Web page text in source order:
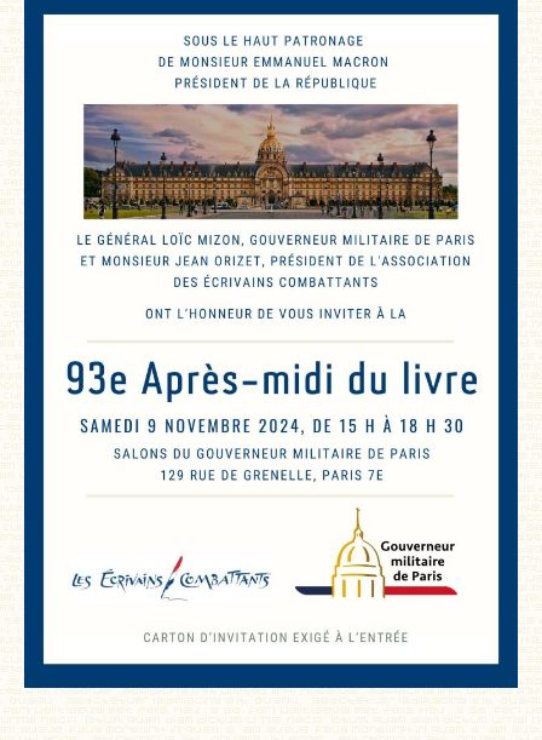
SOCIÉTÉ, HISTOIRE ET MÉDECINE
BIOGRAPHIES
MÉMOIRES, RÉCITS
POLARS ET THRILLERS
ROMANS
NOUVELLES
POÉSIE
CLASSIQUES OUBLIÉS
COFFRETS
AUTEURS
LES CADEAUX
LES ÉDITIONS GLYPHE